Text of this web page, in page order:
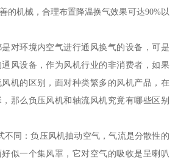
的机械，合理布置降温换气效果可达90%以
对环境内空气进行通风换气的设备，可是
风设备，作为风机行业的非消费者，如果
机的区别，面对种类繁多的风机产品，在
那么负压风机和轴流风机究竟有哪些区别
不同：负压风机抽动空气，气流是分散性的
似一个集风罩，它对空气的吸收是呈喇叭